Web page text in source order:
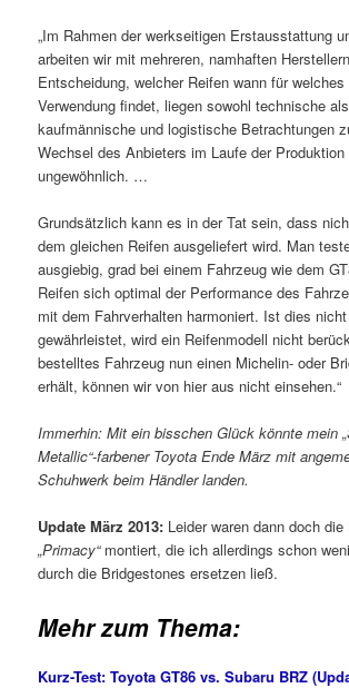
„Im Rahmen der werkseitigen Erstausstattung
arbeiten wir mit mehreren, namhaften
Entscheidung, welcher Reifen wann für welches
Verwendung findet, liegen sowohl technische
kaufmännische und logistische Betrachtungen
Wechsel des Anbieters im Laufe der
ungewöhnlich. …
Grundsätzlich kann es in der Tat sein, dass
dem gleichen Reifen ausgeliefert wird. Man
ausgiebig, grad bei einem Fahrzeug wie dem
Reifen sich optimal der Performance des
mit dem Fahrverhalten harmoniert. Ist dies
gewährleistet, wird ein Reifenmodell nicht
bestelltes Fahrzeug nun einen Michelin- oder
erhält, können wir von hier aus nicht einsehen.“
Immerhin: Mit ein bisschen Glück könnte mein
Metallic“-farbener Toyota Ende März mit
Schuhwerk beim Händler landen.
Update März 2013: Leider waren dann doch
„Primacy“montiert, die ich allerdings schon
durch die Bridgestones ersetzen ließ.
Mehr zum Thema:
Kurz-Test: Toyota GT86 vs. Subaru BRZ